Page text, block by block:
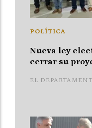
Nueva ley
cerrar su
EL
POLÍTICA